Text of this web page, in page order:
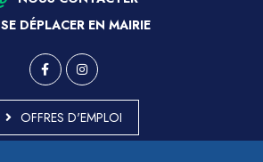
SE DÉPLACER EN MAIRIE
OFFRES D'EMPLOI